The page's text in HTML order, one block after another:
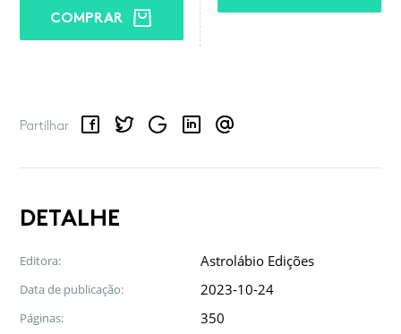
COMPRAR
Partilhar
FacebookTwitterGoogle LinkedInEmail
DETALHE
Editora: Astrolábio Edições
Data de publicação: 2023-10-24
Páginas: 350